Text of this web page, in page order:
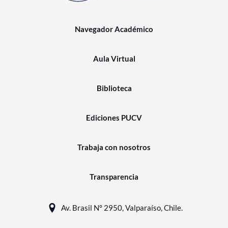
Navegador Académico
Aula Virtual
Biblioteca
Ediciones PUCV
Trabaja con nosotros
Transparencia
Av. Brasil N° 2950, Valparaíso, Chile.